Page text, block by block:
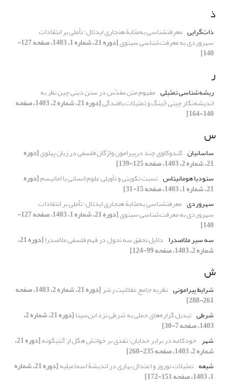
ذ
ذات‌گرایی معرفت‎شناسی به‌مثابۀ هنجاری ایدئال: تأملی بر انتقادات
سهروردی به معرفت‌شناسی سینوی [دوره 21، شماره 1، 1403، صفحه 127-
140]
ر
ریشه‌شناسی تمثیلی مفهوم متن مقدّس در سنن دینی چین نظر به
اندیشه‌نگار چینی جْینگ و تمثیلات بافندگی [دوره 21، شماره 2، 1403، صفحه
140-164]
س
ساسانیان کندوکاوی چند درپیرامونِ واژگان فلسفی در زبان پهلوی[دوره
21، شماره 2، 1403، صفحه 125-139]
ستودیا هومانیتاس نسبت تکوینی و تأویلی علوم انسانی با امانیسم[دوره
21، شماره 1، 1403، صفحه 15-31]
سهروردی
معرفت‎شناسی به‌مثابۀ هنجاری ایدئال: تأملی بر انتقادات
سهروردی به معرفت‌شناسی سینوی [دوره 21، شماره 1، 1403، صفحه 127-
140]
سه سیر ملاصدرا دلایل تحقق سه تحول در فهم فلسفی ملاصدرا [دوره 21،
شماره 2، 1403، صفحه 99-124]
ش
شرایط پیرامونی نظریه جامع عقلانیت رشر [دوره 21، شماره 2، 1403، صفحه
261-288]
شرطی تبدیل گزاره‌های حملی به شرطی نزد ابن‌سینا [دوره 21، شماره 2،
1403، صفحه 7-30]
شهر خودکامه در برابر خدایان: نقدی بر خوانش هگل از آنتیگونه [دوره 21،
شماره 2، 1403، صفحه 235-260]
شیعه تمثیلات نوروز و اعتدال بهاری در اندیشۀ اسماعیلیه [دوره 21، شماره
1، 1403، صفحه 151-172]